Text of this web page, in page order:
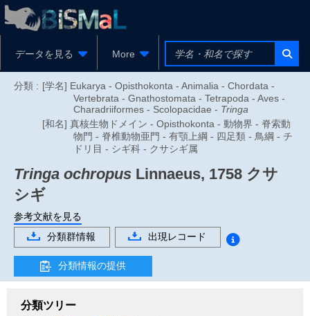
データを見る More
分類 : [学名] Eukarya - Opisthokonta - Animalia - Chordata -
Vertebrata - Gnathostomata - Tetrapoda - Aves -
Charadriiformes - Scolopacidae - Tringa
[和名] 真核生物ドメイン - Opisthokonta - 動物界 - 脊索動
物門 - 脊椎動物亜門 - 有顎上綱 - 四足類 - 鳥綱 - チ
ドリ目 - シギ科 - クサシギ属
Tringa ochropus Linnaeus, 1758 クサ
シギ
参考文献を見る
分類群情報
出現レコード
分類情報の提供
分類ツリー